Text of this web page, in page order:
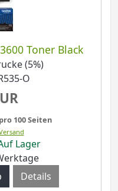
Toner Black
(5%)
O
100 Seiten
Lager
Details